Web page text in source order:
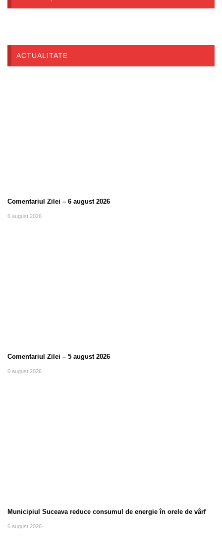
ACTUALITATE
Comentariul Zilei – 6 august 2026
6 august 2026
Comentariul Zilei – 5 august 2026
6 august 2026
Municipiul Suceava reduce consumul de energie în orele de vârf
6 august 2026